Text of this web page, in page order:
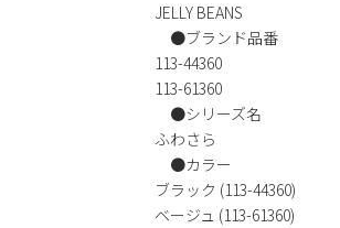
JELLY BEANS
●ブランド品番
113-44360
113-61360
●シリーズ名
ふわさら
●カラー
ブラック (113-44360)
ベージュ (113-61360)